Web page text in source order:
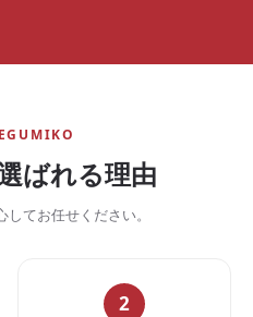
ばれる理由
てお任せください。
2